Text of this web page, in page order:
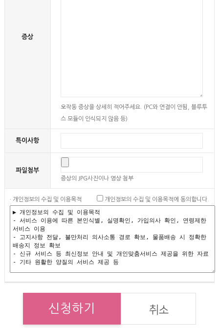
증상
오작동 증상을 상세히 적어주세요. (PC와 연결이 안됨, 블루투
스 모듈이 인식되지 않음 등)
특이사항
파일첨부
증상의 JPG사진이나 영상 첨부
· 개인정보의 수집 및 이용목적 개인정보의 수집 및 이용목적에 동의합니다.
신청하기